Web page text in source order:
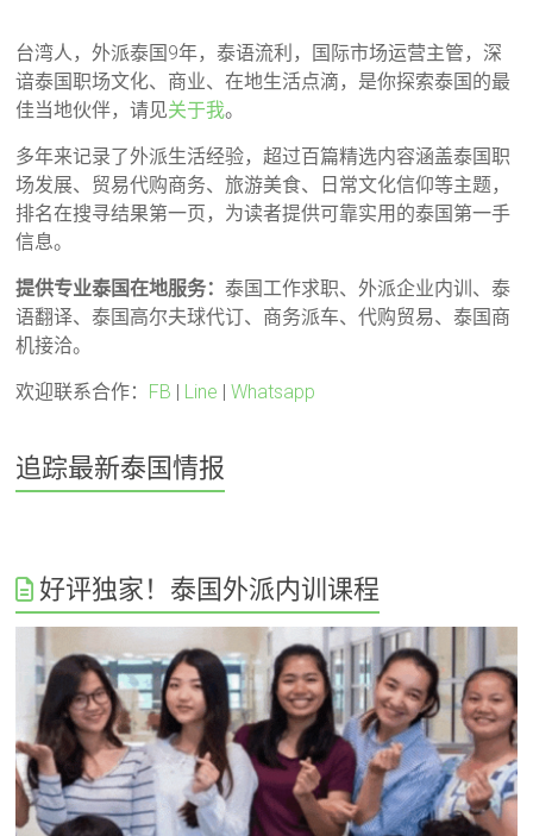
台湾人，外派泰国9年，泰语流利，国际市场运营主管，深
谙泰国职场文化、商业、在地生活点滴，是你探索泰国的最
佳当地伙伴，请见关于我。
多年来记录了外派生活经验，超过百篇精选内容涵盖泰国职
场发展、贸易代购商务、旅游美食、日常文化信仰等主题，
排名在搜寻结果第一页，为读者提供可靠实用的泰国第一手
信息。
提供专业泰国在地服务：泰国工作求职、外派企业内训、泰
语翻译、泰国高尔夫球代订、商务派车、代购贸易、泰国商
机接洽。
欢迎联系合作： FB | Line |Whatsapp
追踪最新泰国情报
好评独家！泰国外派内训课程